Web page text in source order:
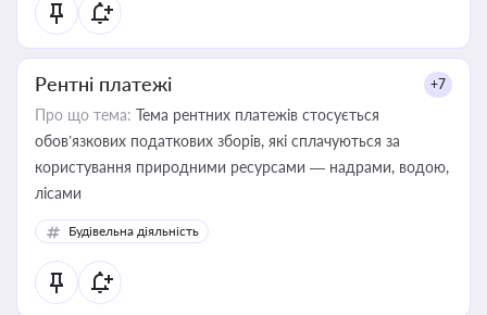
Рентні платежі +7
Про що тема: Тема рентних платежів стосується
обов’язкових податкових зборів, які сплачуються за
користування природними ресурсами — надрами, водою,
лісами
Будівельна діяльність